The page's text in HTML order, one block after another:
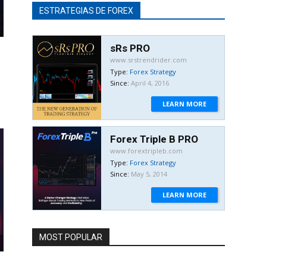
ESTRATEGIAS DE FOREX
sRs PRO
www.srstrendrider.com
Type: Forex Strategy
Since: April 4, 2016
LEARN MORE
Forex Triple B PRO
www.forextripleb.com
Type: Forex Strategy
Since: May 5, 2014
LEARN MORE
MOST POPULAR